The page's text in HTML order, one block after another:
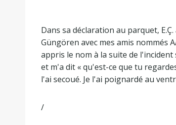
Dans sa déclaration au parquet,
Güngören avec mes amis nommés
appris le nom à la suite de
et m'a dit « qu'est-ce que tu
l'ai secoué. Je l'ai poignardé au
/